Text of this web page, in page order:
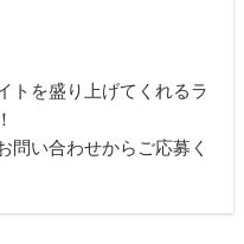
トを盛り上げてくれるラ
問い合わせからご応募く